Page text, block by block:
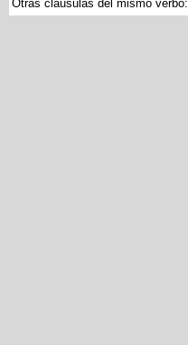
Otras cláusulas del mismo verbo: